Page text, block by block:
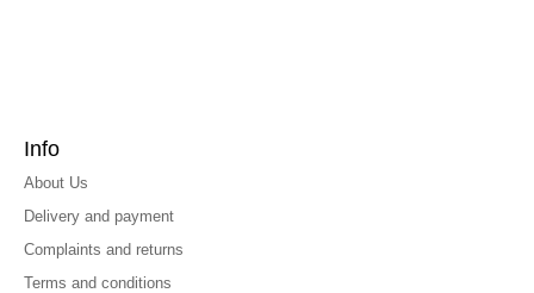
Info
About Us
Delivery and payment
Complaints and returns
Terms and conditions